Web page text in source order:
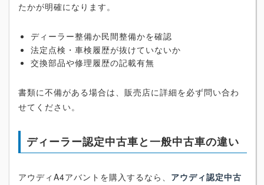
たかが明確になります。
ディーラー整備か民間整備かを確認
法定点検・車検履歴が抜けていないか
交換部品や修理履歴の記載有無
書類に不備がある場合は、販売店に詳細を必ず問い合わ
せてください。
ディーラー認定中古車と一般中古車の違い
アウディA4アバントを購入するなら、 アウディ認定中古